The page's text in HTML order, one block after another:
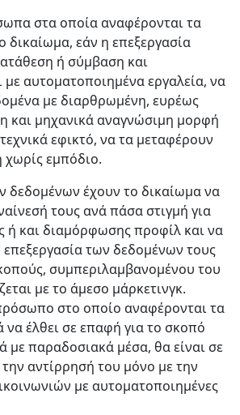
στα οποία αναφέρονται τα
δικαίωμα, εάν η επεξεργασία
ή σύμβαση και
με αυτοματοποιημένα εργαλεία, να
με διαρθρωμένη, ευρέως
και μηχανικά αναγνώσιμη μορφή
εφικτό, να τα μεταφέρουν
χωρίς εμπόδιο.
δεδομένων έχουν το δικαίωμα να
τους ανά πάσα στιγμή για
ή και διαμόρφωσης προφίλ και να
των δεδομένων τους
συμπεριλαμβανομένου του
με το άμεσο μάρκετινγκ.
στο οποίο αναφέρονται τα
έλθει σε επαφή για το σκοπό
με παραδοσιακά μέσα, θα είναι σε
αντίρρησή του μόνο με την
με αυτοματοποιημένες